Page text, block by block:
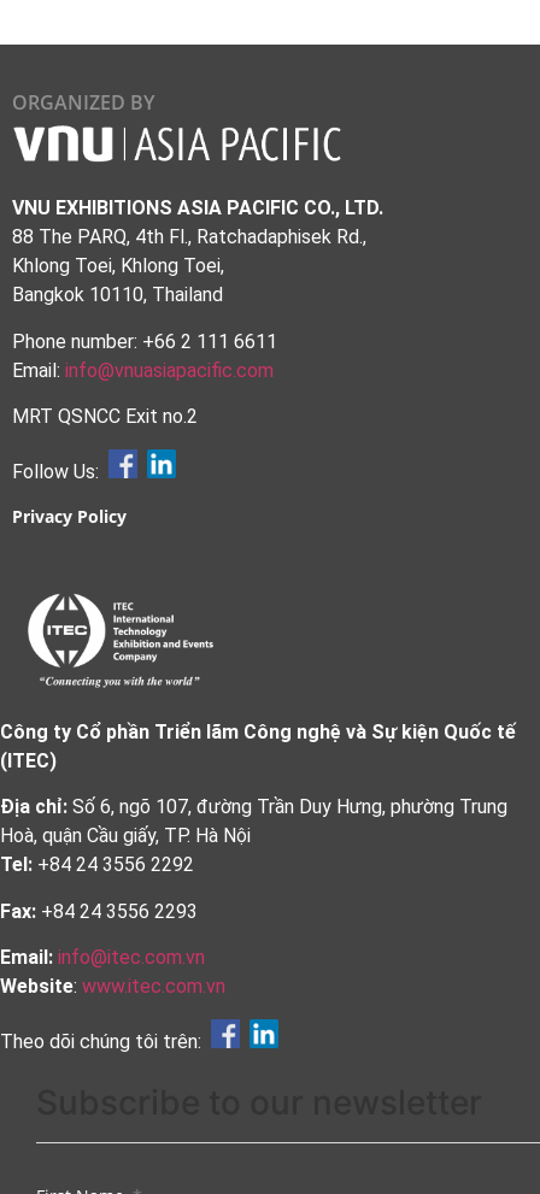
ORGANIZED BY
VNU EXHIBITIONS ASIA PACIFIC CO., LTD.
88 The PARQ, 4th Fl., Ratchadaphisek Rd.,
Khlong Toei, Khlong Toei,
Bangkok 10110, Thailand
Phone number: +66 2 111 6611
Email: info@vnuasiapacific.com
MRT QSNCC Exit no.2
Follow Us:
Privacy Policy
Công ty Cổ phần Triển lãm Công nghệ và Sự kiện Quốc tế
(ITEC)
Địa chỉ: Số 6, ngõ 107, đường Trần Duy Hưng, phường Trung
Hoà, quận Cầu giấy, TP. Hà Nội
Tel: +84 24 3556 2292
Fax: +84 24 3556 2293
Email: info@itec.com.vn
Website: www.itec.com.vn
Theo dõi chúng tôi trên: